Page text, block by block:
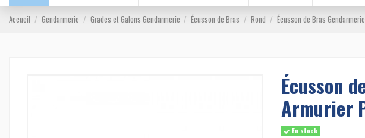
Accueil Gendarmerie Grades et Galons Gendarmerie Écusson de Bras Rond Écusson de Bras
Écusson
Armurier
En stock